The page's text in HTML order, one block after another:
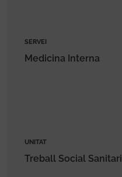
SERVEI
Medicina Interna
UNITAT
Treball Social Sanitari